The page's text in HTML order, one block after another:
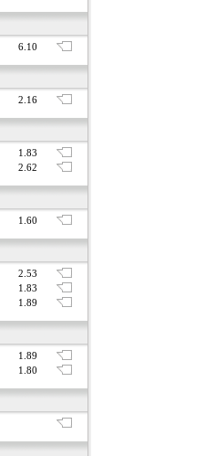
6.10
2.16
1.83
2.62
1.60
2.53
1.83
1.89
1.89
1.80